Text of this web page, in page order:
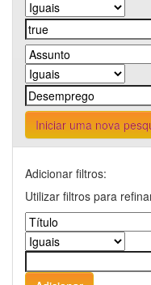
Iniciar uma nova
Adicionar filtros:
Utilizar filtros para